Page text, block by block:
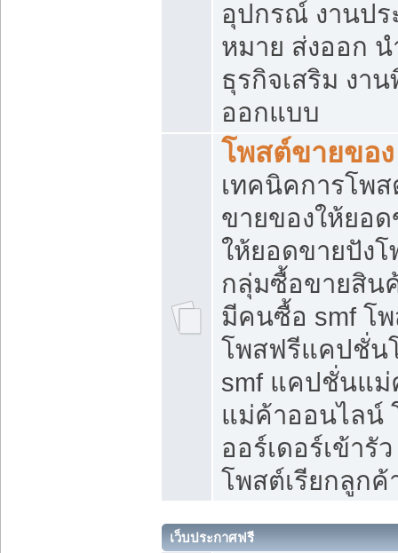
อุปกรณ์ งานป
หมาย ส่งออก น
ธุรกิจเสริม งา
ออกแบบ
โพสต์ขายของ
เทคนิคการโพ
ขายของให้ยอ
ให้ยอดขายปัง
กลุ่มซื้อขายสิน
มีคนซื้อ smf โ
โพสฟรีแคปชั่น
smf แคปชั่นแ
แม่ค้าออนไลน์
ออร์เดอร์เข้ารั
โพสต์เรียกลูกค้
เว็บประกาศฟรี